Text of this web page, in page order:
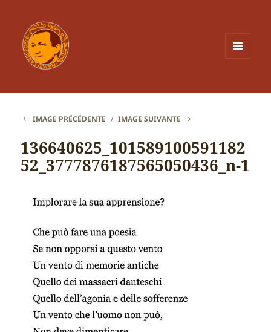
IMAGE PRÉCÉDENTE IMAGE SUIVANTE
136640625_101589100591182
52_3777876187565050436_n-1